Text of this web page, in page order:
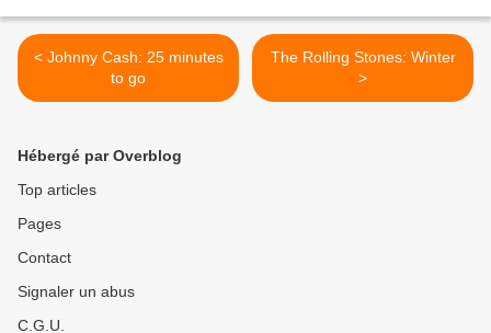
< Johnny Cash: 25 minutes
to go
The Rolling Stones: Winter
>
Hébergé par Overblog
Top articles
Pages
Contact
Signaler un abus
C.G.U.